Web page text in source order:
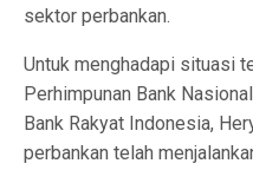
sektor perbankan.
Untuk menghadapi situasi
Perhimpunan Bank
Bank Rakyat Indonesia,
perbankan telah